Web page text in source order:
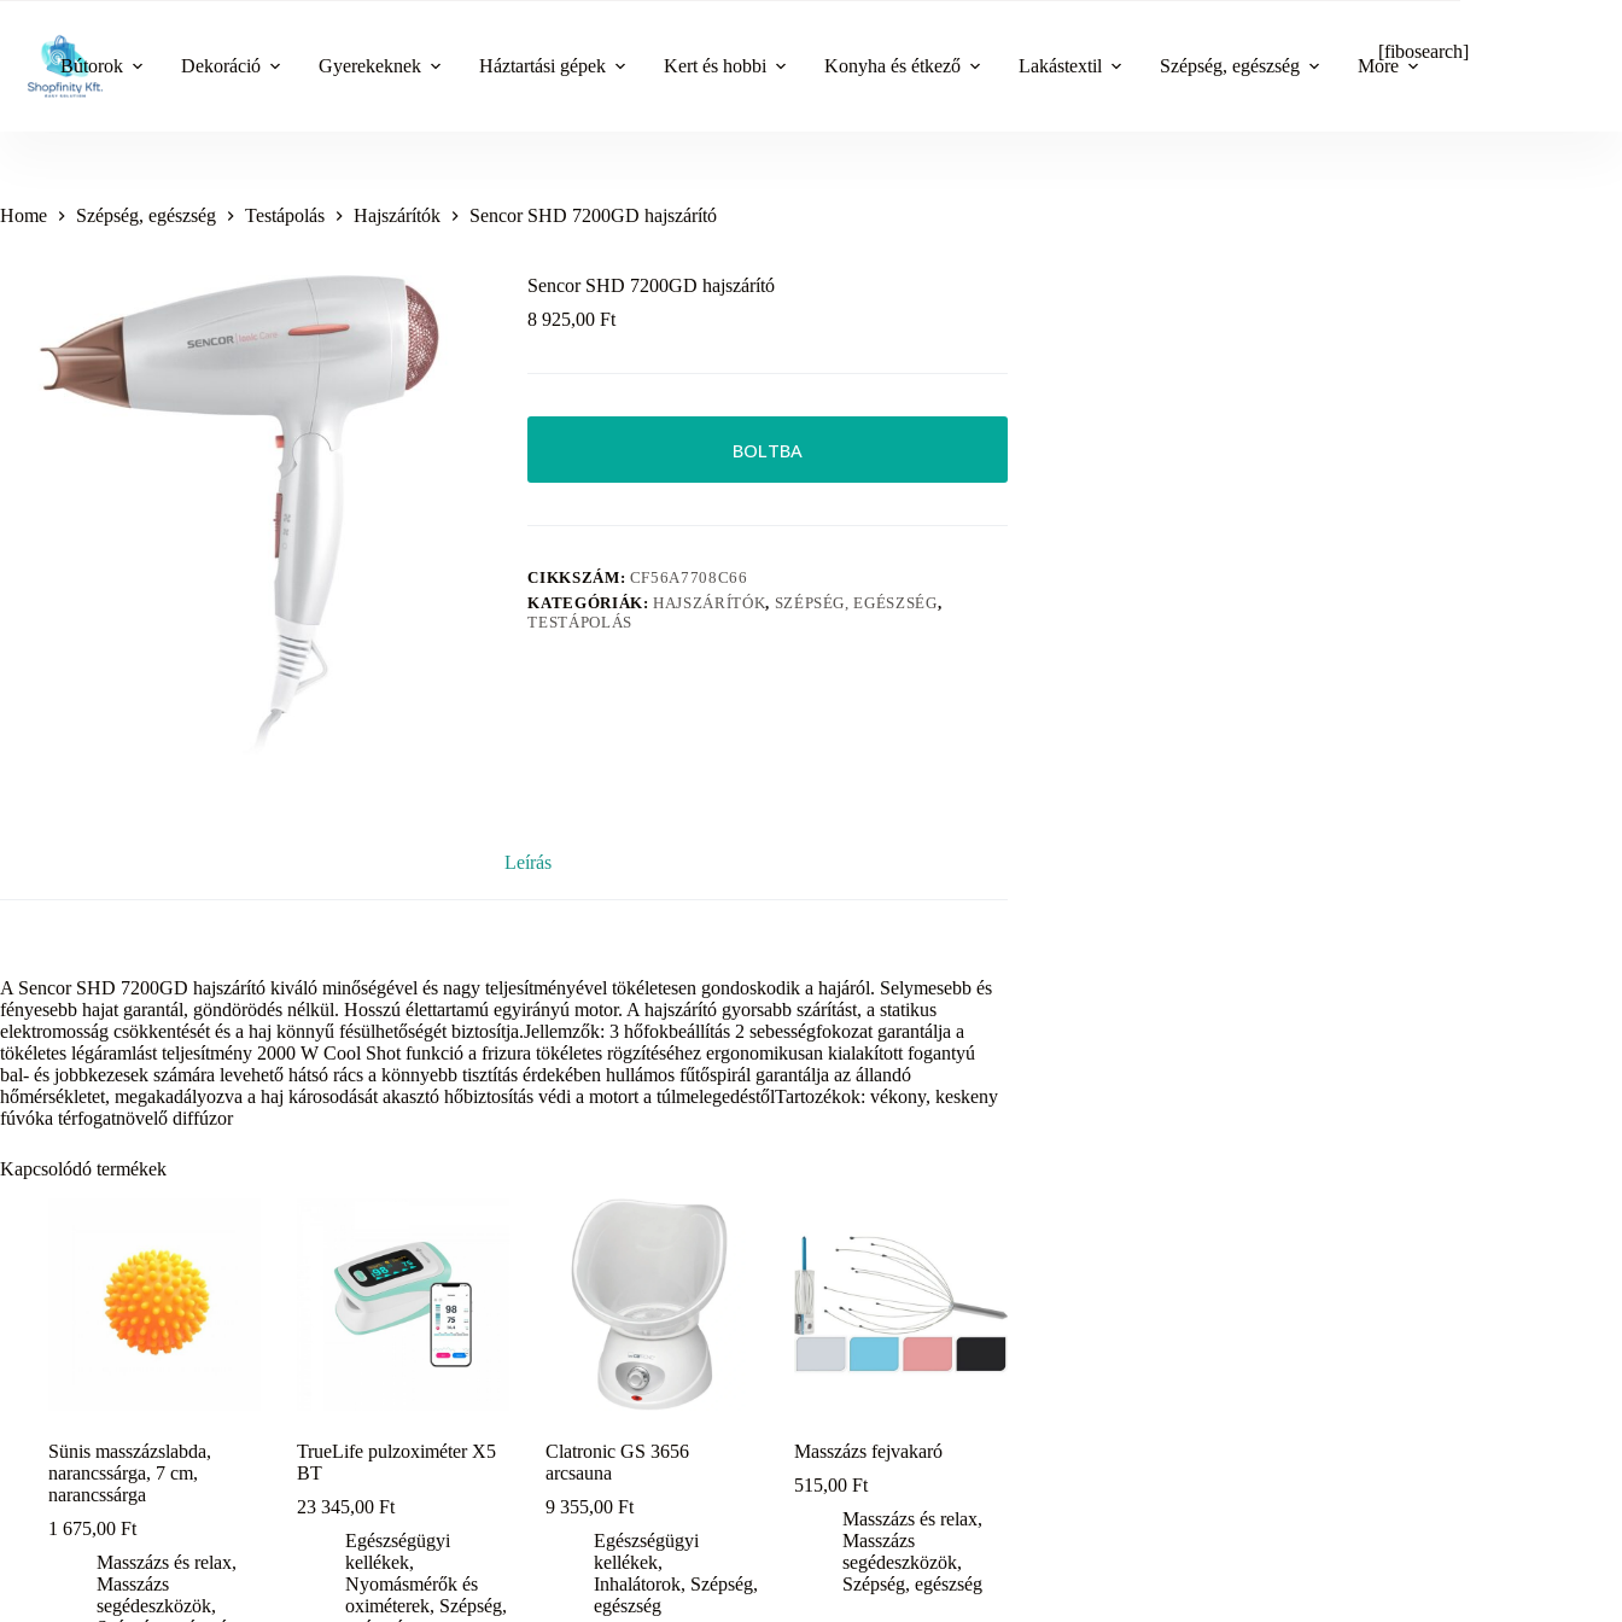
content
Bútorok Dekoráció Gyerekeknek Háztartási gépek Kert és hobbi Konyha és étkező Lakástextil Szépség, egészség More
[fibosearch]
Home Szépség, egészség Testápolás Hajszárítók Sencor SHD 7200GD hajszárító
Sencor SHD 7200GD hajszárító
8 925,00Ft
BOLTBA
CIKKSZÁM: CF56A7708C66
KATEGÓRIÁK:HAJSZÁRÍTÓK, SZÉPSÉG, EGÉSZSÉG,
TESTÁPOLÁS
Leírás
A Sencor SHD 7200GD hajszárító kiváló minőségével és nagy teljesítményével tökéletesen gondoskodik a hajáról. Selymesebb és
fényesebb hajat garantál, göndörödés nélkül. Hosszú élettartamú egyirányú motor. A hajszárító gyorsabb szárítást, a statikus
elektromosság csökkentését és a haj könnyű fésülhetőségét biztosítja.Jellemzők: 3 hőfokbeállítás 2 sebességfokozat garantálja a
tökéletes légáramlást teljesítmény 2000 W Cool Shot funkció a frizura tökéletes rögzítéséhez ergonomikusan kialakított fogantyú
bal- és jobbkezesek számára levehető hátsó rács a könnyebb tisztítás érdekében hullámos fűtőspirál garantálja az állandó
hőmérsékletet, megakadályozva a haj károsodását akasztó hőbiztosítás védi a motort a túlmelegedéstőlTartozékok: vékony, keskeny
fúvóka térfogatnövelő diffúzor
Kapcsolódó termékek
Sünis masszázslabda,
narancssárga, 7 cm,
narancssárga
1 675,00 Ft
Masszázs és relax,
Masszázs
segédeszközök,
TrueLife pulzoximéter X5
BT
23 345,00Ft
Egészségügyi
kellékek,
Nyomásmérők és
oximéterek, Szépség,
Clatronic GS 3656
arcsauna
9 355,00Ft
Egészségügyi
kellékek,
Inhalátorok, Szépség,
egészség
Masszázs fejvakaró
515,00Ft
Masszázs és relax,
Masszázs
segédeszközök,
Szépség, egészség